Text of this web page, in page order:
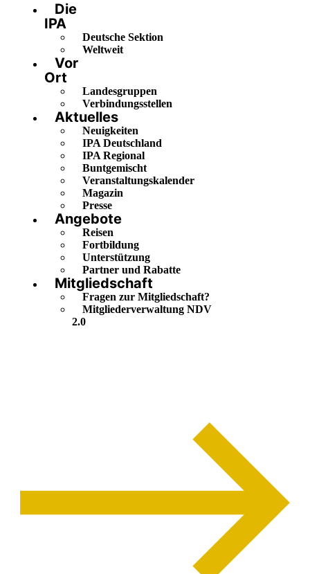
Die
IPA
Deutsche Sektion
Weltweit
Vor
Ort
Landesgruppen
Verbindungsstellen
Aktuelles
Neuigkeiten
IPA Deutschland
IPA Regional
Buntgemischt
Veranstaltungskalender
Magazin
Presse
Angebote
Reisen
Fortbildung
Unterstützung
Partner und Rabatte
Mitgliedschaft
Fragen zur Mitgliedschaft?
Mitgliederverwaltung NDV
2.0